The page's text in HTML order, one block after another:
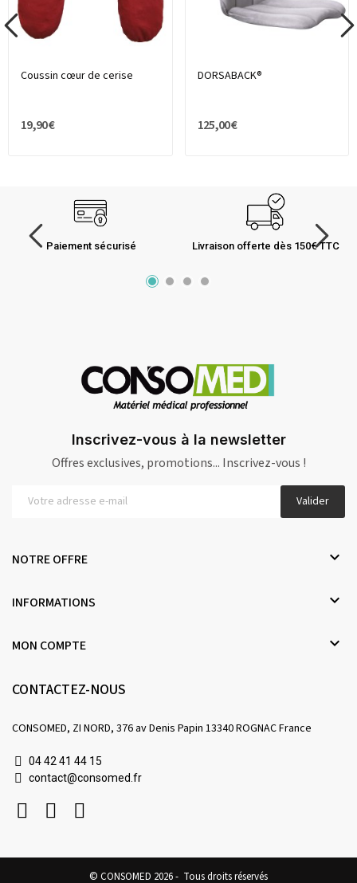
Coussin cœur de cerise
19,90 €
DORSABACK®
125,00 €
Paiement sécurisé Livraison offerte dès 150€ TTC
Inscrivez-vous à la newsletter
Offres exclusives, promotions... Inscrivez-vous !
Valider
NOTRE OFFRE 
INFORMATIONS 
MON COMPTE 
CONTACTEZ-NOUS
CONSOMED, ZI NORD, 376 av Denis Papin 13340 ROGNAC France
04 42 41 44 15
contact@consomed.fr
© CONSOMED 2026 - Tous droits réservés